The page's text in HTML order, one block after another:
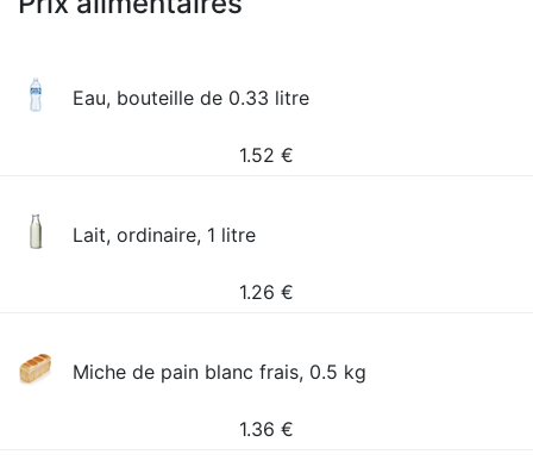
Eau, bouteille de 0.33 litre
1.52 €
Lait, ordinaire, 1 litre
1.26 €
Miche de pain blanc frais, 0.5 kg
1.36 €